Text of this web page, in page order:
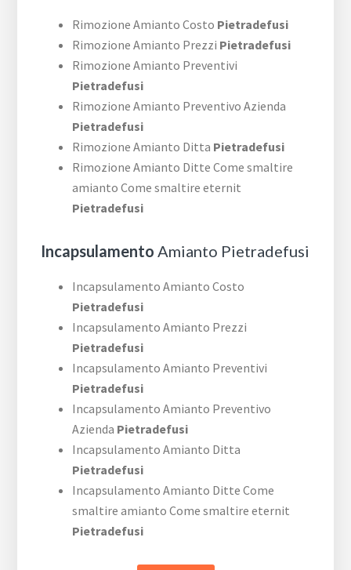
Rimozione Amianto Costo Pietradefusi
Rimozione Amianto Prezzi Pietradefusi
Rimozione Amianto Preventivi
Pietradefusi
Rimozione Amianto Preventivo Azienda
Pietradefusi
Rimozione Amianto Ditta Pietradefusi
Rimozione Amianto Ditte Come smaltire
amianto Come smaltire eternit
Pietradefusi
Incapsulamento Amianto Pietradefusi
Incapsulamento Amianto Costo
Pietradefusi
Incapsulamento Amianto Prezzi
Pietradefusi
Incapsulamento Amianto Preventivi
Pietradefusi
Incapsulamento Amianto Preventivo
Azienda Pietradefusi
Incapsulamento Amianto Ditta
Pietradefusi
Incapsulamento Amianto Ditte Come
smaltire amianto Come smaltire eternit
Pietradefusi